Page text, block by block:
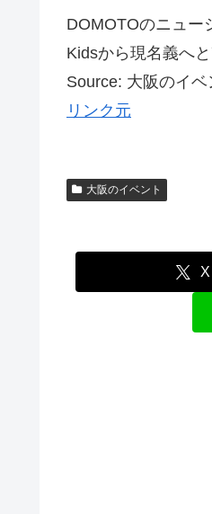
DOMOTOのニュー
Kidsから現名義へ
Source: 大阪のイベ
リンク元
大阪のイベント
X